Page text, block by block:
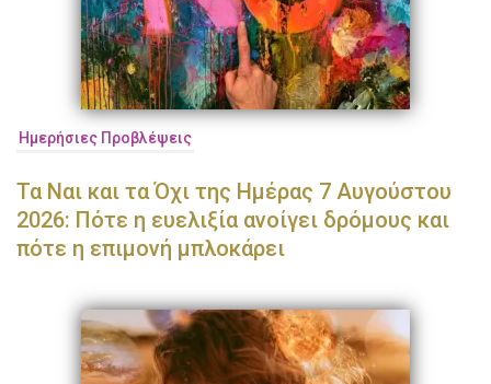
Ημερήσιες Προβλέψεις
Τα Ναι και τα Όχι της Ημέρας 7 Αυγούστου
2026: Πότε η ευελιξία ανοίγει δρόμους και
πότε η επιμονή μπλοκάρει